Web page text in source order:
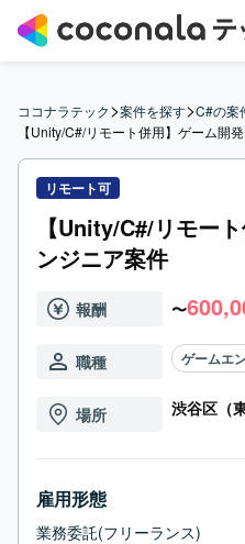
ココナラテック>案件を探す>C#の案
【Unity/C#/リモート併用】ゲーム開
リモート可
【Unity/C#/リモー
ンジニア案件
報酬 〜
職種 ゲームエ
場所 渋谷区（
雇用形態
業務委託(フリーランス)